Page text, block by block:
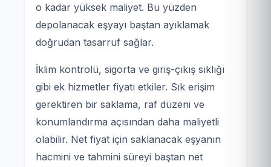
o kadar yüksek maliyet. Bu yüzden
depolanacak eşyayı baştan ayıklamak
doğrudan tasarruf sağlar.
İklim kontrolü, sigorta ve giriş-çıkış sıklığı
gibi ek hizmetler fiyatı etkiler. Sık erişim
gerektiren bir saklama, raf düzeni ve
konumlandırma açısından daha maliyetli
olabilir. Net fiyat için saklanacak eşyanın
hacmini ve tahmini süreyi baştan net